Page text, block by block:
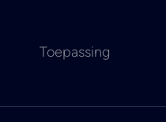
Toepassing